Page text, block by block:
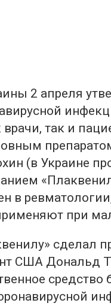
2 апреля
так и
(в Украине
в
при
сделал
США Дональд
средство